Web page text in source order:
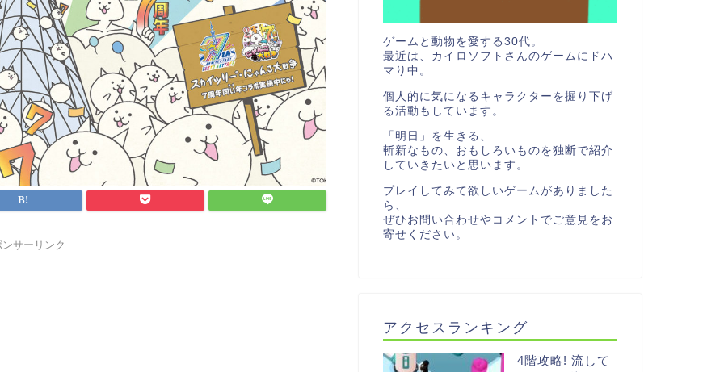
サーリンク
ゲームと動物を愛する30代。
最近は、カイロソフトさんのゲームにドハ
マり中。
個人的に気になるキャラクターを掘り下げ
る活動もしています。
「明日」を生きる、
斬新なもの、おもしろいものを独断で紹介
していきたいと思います。
プレイしてみて欲しいゲームがありました
ら、
ぜひお問い合わせやコメントでご意見をお
寄せください。
アクセスランキング
4階攻略! 流して